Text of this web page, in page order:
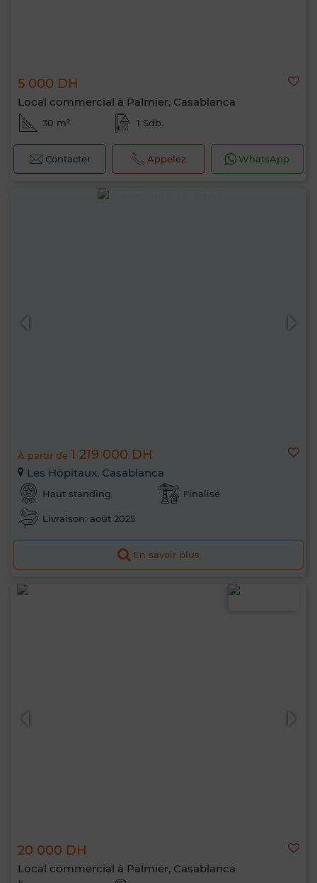
5 000 DH
Local commercial à Palmier, Casablanca
30 m² 1 Sdb.
Contacter Appelez WhatsApp
À partir de 1 219 000 DH
Les Hôpitaux, Casablanca
Haut standing Finalisé
Livraison: août 2025
En savoir plus
20 000 DH
Local commercial à Palmier, Casablanca